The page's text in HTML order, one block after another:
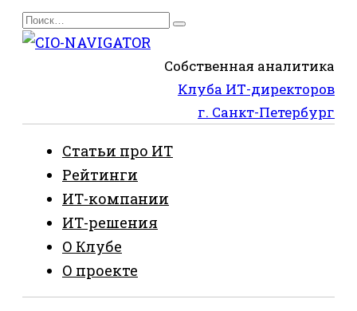
Перейти
к
Search
for:
Собственная аналитика
Клуба ИТ-директоров
г. Санкт-Петербург
Статьи про ИТ
Рейтинги
ИТ-компании
ИТ-решения
О Клубе
О проекте